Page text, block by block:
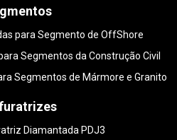
para Segmento de OffShore
Segmentos da Construção Civil
Segmentos de Mármore e Granito
Diamantada PDJ3